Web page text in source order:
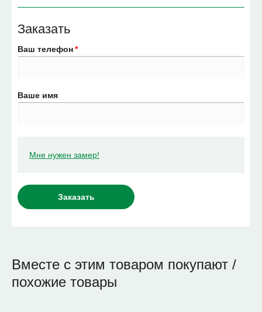
Заказать
Ваш телефон*
Ваше имя
Мне нужен замер!
Вместе с этим товаром покупают /
похожие товары